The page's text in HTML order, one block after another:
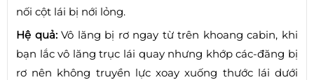
nối cột lái bị nới lỏng.
Hệ quả:Vô lăng bị rơ ngay từ trên khoang cabin, khi
bạn lắc vô lăng trục lái quay nhưng khớp các-đăng bị
rơ nên không truyền lực xoay xuống thước lái dưới